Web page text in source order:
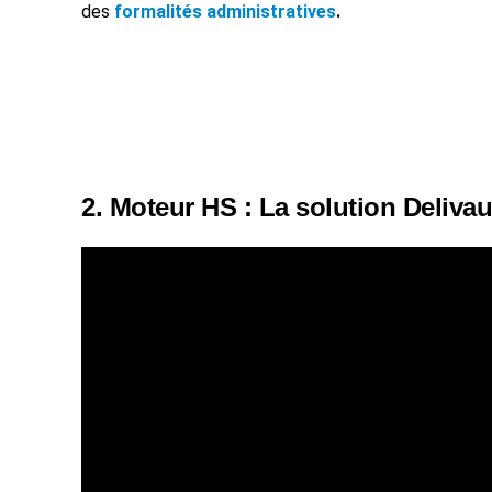
des formalités administratives.
2. Moteur HS : La solution